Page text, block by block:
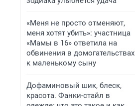
«Меня не просто отменяют,
меня хотят убить»: участница
«Мамы в 16» ответила на
обвинения в домогательствах
к маленькому сыну
Дофаминовый шик, блеск,
красота. Фанки-стайл в